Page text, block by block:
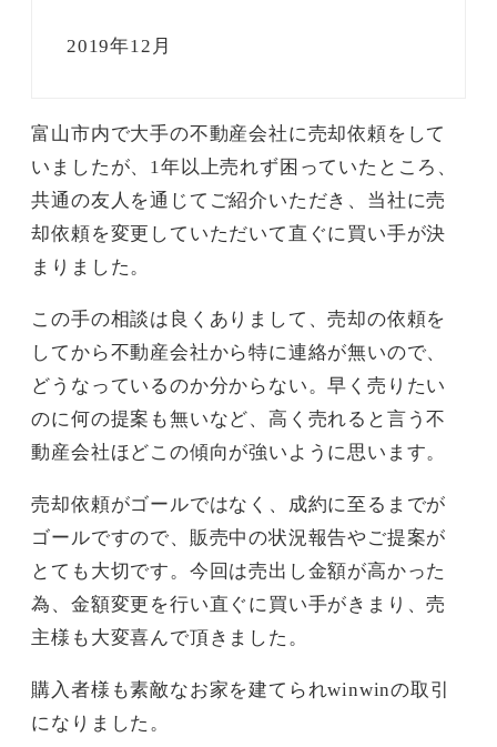
2019年12月
富山市内で大手の不動産会社に売却依頼をして
いましたが、1年以上売れず困っていたところ、
共通の友人を通じてご紹介いただき、当社に売
却依頼を変更していただいて直ぐに買い手が決
まりました。
この手の相談は良くありまして、売却の依頼を
してから不動産会社から特に連絡が無いので、
どうなっているのか分からない。早く売りたい
のに何の提案も無いなど、高く売れると言う不
動産会社ほどこの傾向が強いように思います。
売却依頼がゴールではなく、成約に至るまでが
ゴールですので、販売中の状況報告やご提案が
とても大切です。今回は売出し金額が高かった
為、金額変更を行い直ぐに買い手がきまり、売
主様も大変喜んで頂きました。
購入者様も素敵なお家を建てられwinwinの取引
になりました。